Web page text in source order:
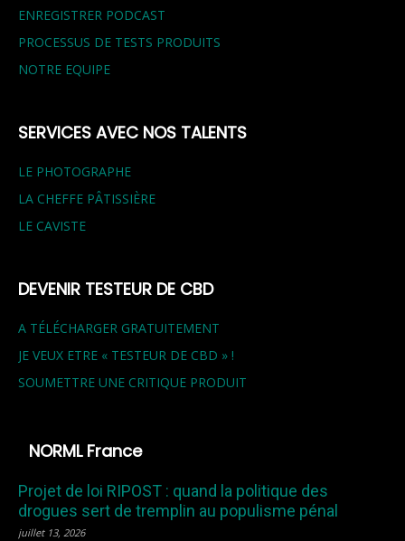
ENREGISTRER PODCAST
PROCESSUS DE TESTS PRODUITS
NOTRE EQUIPE
SERVICES AVEC NOS TALENTS
LE PHOTOGRAPHE
LA CHEFFE PÂTISSIÈRE
LE CAVISTE
DEVENIR TESTEUR DE CBD
A TÉLÉCHARGER GRATUITEMENT
JE VEUX ETRE « TESTEUR DE CBD » !
SOUMETTRE UNE CRITIQUE PRODUIT
NORML France
Projet de loi RIPOST : quand la politique des
drogues sert de tremplin au populisme pénal
juillet 13, 2026